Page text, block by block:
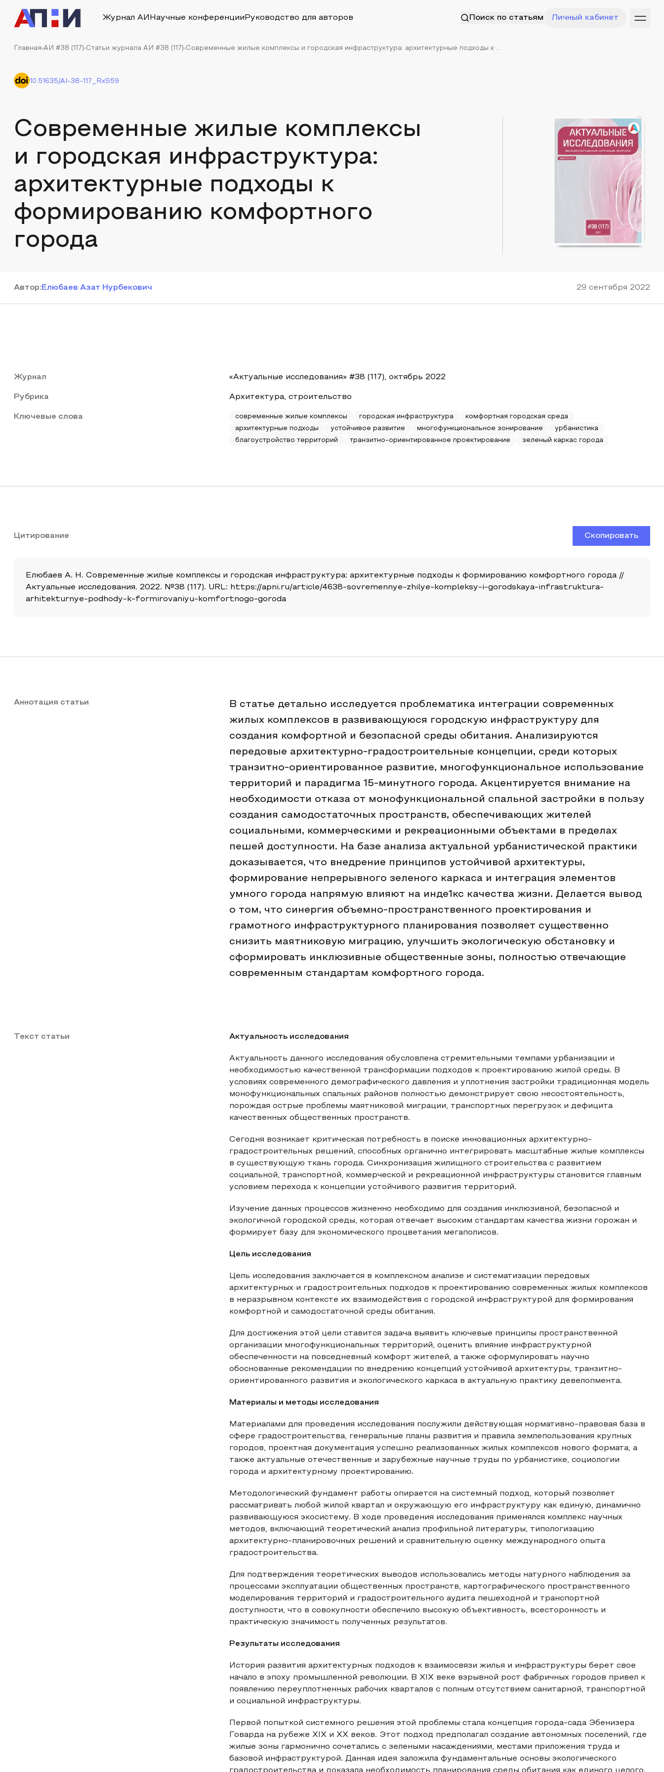
Журнал АИ Научные конференции Руководство для авторов Поиск по статьям Личный кабинет
Главная АИ #38 (117) Статьи журнала АИ #38 (117) Современные жилые комплексы и городская инфраструктура: архитектурные подходы к ...
10.51635/AI-38-117_RxS59
Современные жилые комплексы
и городская инфраструктура:
архитектурные подходы к
формированию комфортного
города
Автор: Елюбаев Азат Нурбекович 29 сентября 2022
Журнал «Актуальные исследования» #38 (117), октябрь 2022
Рубрика Архитектура, строительство
Ключевые слова современные жилые комплексы городская инфраструктура
комфортная городская среда
архитектурные подходы
устойчивое развитие многофункциональное зонирование
урбанистика
благоустройство территорий
транзитно-ориентированное проектирование зеленый каркас города
Цитирование Скопировать
Елюбаев А. Н. Современные жилые комплексы и городская инфраструктура: архитектурные подходы к формированию комфортного города //
Актуальные исследования. 2022. №38 (117). URL: https://apni.ru/article/4638-sovremennye-zhilye-kompleksy-i-gorodskaya-infrastruktura-
arhitekturnye-podhody-k-formirovaniyu-komfortnogo-goroda
Аннотация статьи
В статье детально исследуется проблематика интеграции современных
жилых комплексов в развивающуюся городскую инфраструктуру для
создания комфортной и безопасной среды обитания. Анализируются
передовые архитектурно-градостроительные концепции, среди которых
транзитно-ориентированное развитие, многофункциональное использование
территорий и парадигма 15-минутного города. Акцентируется внимание на
необходимости отказа от монофункциональной спальной застройки в пользу
создания самодостаточных пространств, обеспечивающих жителей
социальными, коммерческими и рекреационными объектами в пределах
пешей доступности. На базе анализа актуальной урбанистической практики
доказывается, что внедрение принципов устойчивой архитектуры,
формирование непрерывного зеленого каркаса и интеграция элементов
умного города напрямую влияют на инде1кс качества жизни. Делается вывод
о том, что синергия объемно-пространственного проектирования и
грамотного инфраструктурного планирования позволяет существенно
снизить маятниковую миграцию, улучшить экологическую обстановку и
сформировать инклюзивные общественные зоны, полностью отвечающие
современным стандартам комфортного города.
Текст статьи Актуальность исследования
Актуальность данного исследования обусловлена стремительными темпами урбанизации и
необходимостью качественной трансформации подходов к проектированию жилой среды. В
условиях современного демографического давления и уплотнения застройки традиционная модель
монофункциональных спальных районов полностью демонстрирует свою несостоятельность,
порождая острые проблемы маятниковой миграции, транспортных перегрузок и дефицита
качественных общественных пространств.
Сегодня возникает критическая потребность в поиске инновационных архитектурно-
градостроительных решений, способных органично интегрировать масштабные жилые комплексы
в существующую ткань города. Синхронизация жилищного строительства с развитием
социальной, транспортной, коммерческой и рекреационной инфраструктуры становится главным
условием перехода к концепции устойчивого развития территорий.
Изучение данных процессов жизненно необходимо для создания инклюзивной, безопасной и
экологичной городской среды, которая отвечает высоким стандартам качества жизни горожан и
формирует базу для экономического процветания мегаполисов.
Цель исследования
Цель исследования заключается в комплексном анализе и систематизации передовых
архитектурных и градостроительных подходов к проектированию современных жилых комплексов
в неразрывном контексте их взаимодействия с городской инфраструктурой для формирования
комфортной и самодостаточной среды обитания.
Для достижения этой цели ставится задача выявить ключевые принципы пространственной
организации многофункциональных территорий, оценить влияние инфраструктурной
обеспеченности на повседневный комфорт жителей, а также сформулировать научно
обоснованные рекомендации по внедрению концепций устойчивой архитектуры, транзитно-
ориентированного развития и экологического каркаса в актуальную практику девелопмента.
Материалы и методы исследования
Материалами для проведения исследования послужили действующая нормативно-правовая база в
сфере градостроительства, генеральные планы развития и правила землепользования крупных
городов, проектная документация успешно реализованных жилых комплексов нового формата, а
также актуальные отечественные и зарубежные научные труды по урбанистике, социологии
города и архитектурному проектированию.
Методологический фундамент работы опирается на системный подход, который позволяет
рассматривать любой жилой квартал и окружающую его инфраструктуру как единую, динамично
развивающуюся экосистему. В ходе проведения исследования применялся комплекс научных
методов, включающий теоретический анализ профильной литературы, типологизацию
архитектурно-планировочных решений и сравнительную оценку международного опыта
градостроительства.
Для подтверждения теоретических выводов использовались методы натурного наблюдения за
процессами эксплуатации общественных пространств, картографического пространственного
моделирования территорий и градостроительного аудита пешеходной и транспортной
доступности, что в совокупности обеспечило высокую объективность, всесторонность и
практическую значимость полученных результатов.
Результаты исследования
История развития архитектурных подходов к взаимосвязи жилья и инфраструктуры берет свое
начало в эпоху промышленной революции. В XIX веке взрывной рост фабричных городов привел к
появлению переуплотненных рабочих кварталов с полным отсутствием санитарной, транспортной
и социальной инфраструктуры.
Первой попыткой системного решения этой проблемы стала концепция города-сада Эбенизера
Говарда на рубеже XIX и XX веков. Этот подход предполагал создание автономных поселений, где
жилые зоны гармонично сочетались с зелеными насаждениями, местами приложения труда и
базовой инфраструктурой. Данная идея заложила фундаментальные основы экологического
градостроительства и доказала необходимость планирования среды обитания как единого целого.